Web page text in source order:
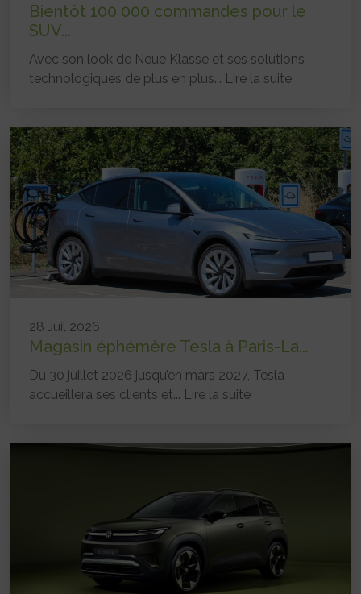
Bientôt 100 000 commandes pour le
SUV...
Avec son look de Neue Klasse et ses solutions
technologiques de plus en plus... Lire la suite
28 Juil 2026
Magasin éphémère Tesla à Paris-La...
Du 30 juillet 2026 jusqu’en mars 2027, Tesla
accueillera ses clients et... Lire la suite